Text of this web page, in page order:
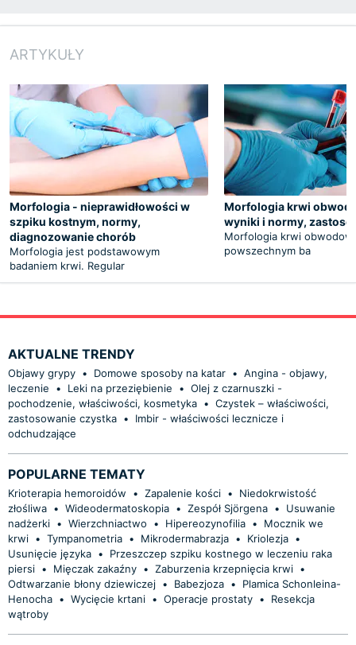
ARTYKUŁY
Morfologia - nieprawidłowości w
szpiku kostnym, normy,
diagnozowanie chorób
Morfologia jest podstawowym
badaniem krwi. Regular
Morfologia krwi
wyniki i normy,
Morfologia krwi
powszechnym ba
AKTUALNE TRENDY
Objawy grypy • Domowe sposoby na katar • Angina - objawy,
leczenie
• Leki na przeziębienie • Olej z czarnuszki -
pochodzenie, właściwości, kosmetyka • Czystek – właściwości,
zastosowanie czystka •
Imbir - właściwości lecznicze i
odchudzające
POPULARNE TEMATY
Krioterapia hemoroidów • Zapalenie kości •
Niedokrwistość
złośliwa • Wideodermatoskopia • Zespół Sjörgena •
Usuwanie
nadżerki • Wierzchniactwo • Hipereozynofilia •
Mocznik we
krwi • Tympanometria • Mikrodermabrazja • Kriolezja •
Usunięcie języka •
Przeszczep szpiku kostnego w leczeniu raka
piersi • Mięczak zakaźny • Zaburzenia krzepnięcia krwi •
Odtwarzanie błony dziewiczej • Babezjoza •
Plamica Schonleina-
Henocha • Wycięcie krtani • Operacje prostaty •
Resekcja
wątroby